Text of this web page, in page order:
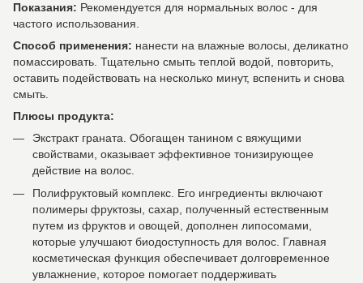
Показания: Рекомендуется для нормальных волос - для
частого использования.
Способ применения: нанести на влажные волосы, деликатно
помассировать. Тщательно смыть теплой водой, повторить,
оставить подействовать на несколько минут, вспенить и снова
смыть.
Плюсы продукта:
Экстракт граната. Обогащен танином с вяжущими
свойствами, оказывает эффективное тонизирующее
действие на волос.
Полифруктовый комплекс. Его ингредиенты включают
полимеры фруктозы, сахар, полученный естественным
путем из фруктов и овощей, дополнен липосомами,
которые улучшают биодоступность для волос. Главная
косметическая функция обеспечивает долговременное
увлажнение, которое помогает поддерживать